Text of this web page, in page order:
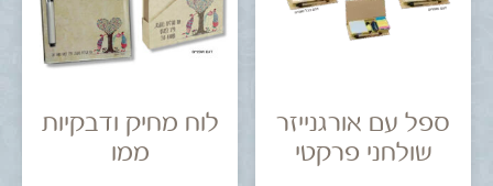
ספל עם אורגנייזר
שולחני פרקטי
לוח מחיק ודבקיות
ממו